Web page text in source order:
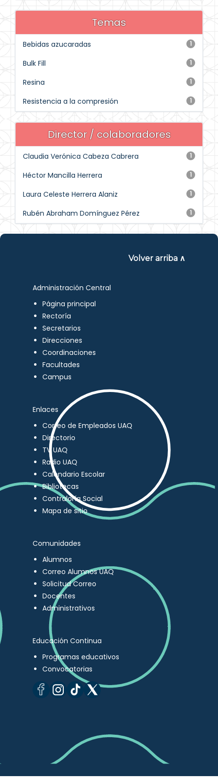
Temas
1
Bebidas azucaradas
1
Bulk Fill
1
Resina
1
Resistencia a la compresión
Director / colaboradores
1
Claudia Verónica Cabeza Cabrera
1
Héctor Mancilla Herrera
1
Laura Celeste Herrera Alaniz
1
Rubén Abraham Domínguez Pérez
Volver arriba ∧
Administración Central
Página principal
Rectoría
Secretarios
Direcciones
Coordinaciones
Facultades
Campus
Enlaces
Correo de Empleados UAQ
Directorio
TV UAQ
Radio UAQ
Calendario Escolar
Bibliotecas
Contraloría Social
Mapa de sitio
Comunidades
Alumnos
Correo Alumnos UAQ
Solicitud Correo
Docentes
Administrativos
Educación Continua
Programas educativos
Convocatorias